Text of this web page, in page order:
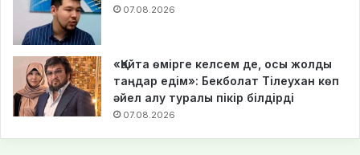
07.08.2026
«Қайта өмірге келсем де, осы жолды
таңдар едім»: Бекболат Тілеухан көп
әйел алу туралы пікір білдірді
07.08.2026